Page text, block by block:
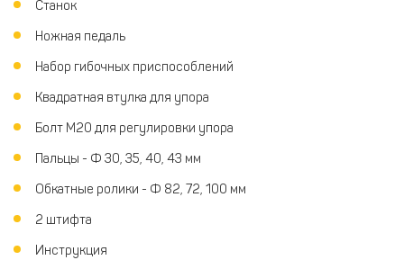
Станок
Ножная педаль
Набор гибочных приспособлений
Квадратная втулка для упора
Болт М20 для регулировки упора
Пальцы - Ф 30, 35, 40, 43 мм
Обкатные ролики - Ф 82, 72, 100 мм
2 штифта
Инструкция